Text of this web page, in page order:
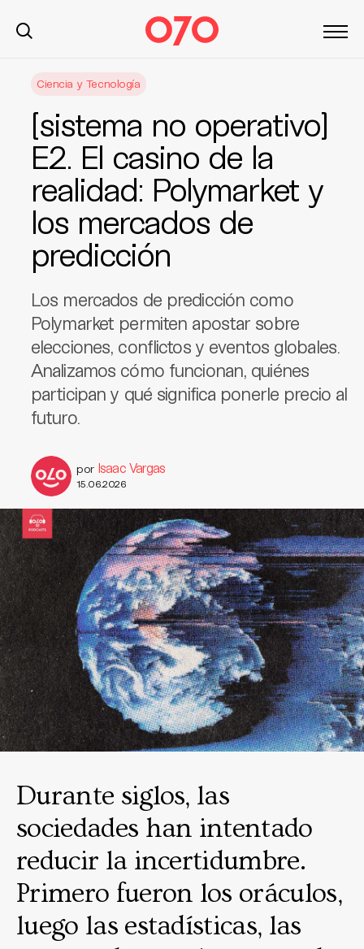
Ciencia y Tecnología
[sistema no operativo]
E2. El casino de la
realidad: Polymarket y
los mercados de
predicción
Los mercados de predicción como
Polymarket permiten apostar sobre
elecciones, conflictos y eventos globales.
Analizamos cómo funcionan, quiénes
participan y qué significa ponerle precio al
futuro.
por Isaac Vargas
15.06.2026
Durante siglos, las
sociedades han intentado
reducir la incertidumbre.
Primero fueron los oráculos,
luego las estadísticas, las